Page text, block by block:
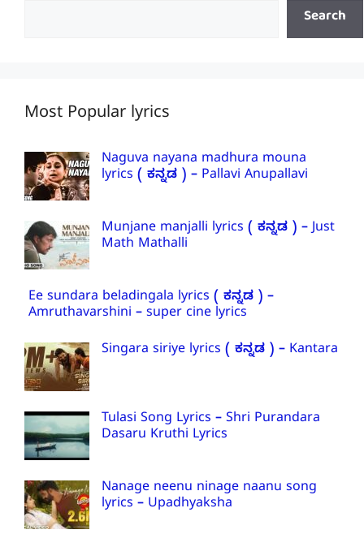
Search
Most Popular lyrics
Naguva nayana madhura mouna
lyrics ( ಕನ್ನಡ ) – Pallavi Anupallavi
Munjane manjalli lyrics ( ಕನ್ನಡ ) – Just
Math Mathalli
Ee sundara beladingala lyrics ( ಕನ್ನಡ ) –
Amruthavarshini – super cine lyrics
Singara siriye lyrics ( ಕನ್ನಡ ) – Kantara
Tulasi Song Lyrics – Shri Purandara
Dasaru Kruthi Lyrics
Nanage neenu ninage naanu song
lyrics – Upadhyaksha